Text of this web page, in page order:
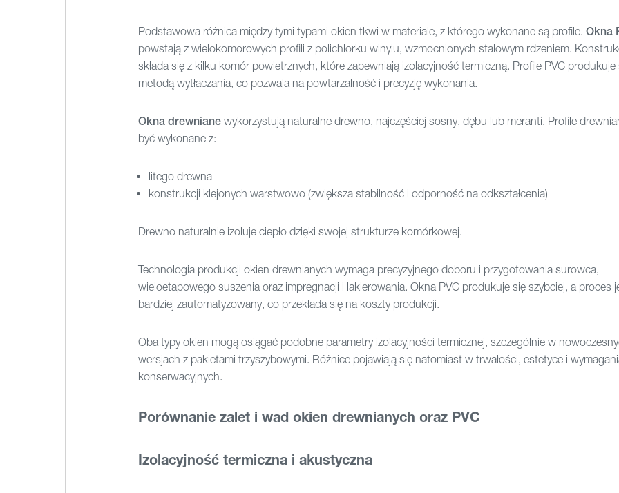
Podstawowa różnica między tymi typami okien tkwi w materiale, z którego wykonane są profile. Okna
powstają z wielokomorowych profili z polichlorku winylu, wzmocnionych stalowym rdzeniem.
składa się z kilku komór powietrznych, które zapewniają izolacyjność termiczną. Profile PVC produkuje
metodą wytłaczania, co pozwala na powtarzalność i precyzję wykonania.
Okna drewnianewykorzystują naturalne drewno, najczęściej sosny, dębu lub meranti. Profile
być wykonane z:
litego drewna
konstrukcji klejonych warstwowo (zwiększa stabilność i odporność na odkształcenia)
Drewno naturalnie izoluje ciepło dzięki swojej strukturze komórkowej.
Technologia produkcji okien drewnianych wymaga precyzyjnego doboru i przygotowania surowca,
wieloetapowego suszenia oraz impregnacji i lakierowania. Okna PVC produkuje się szybciej, a proces
bardziej zautomatyzowany, co przekłada się na koszty produkcji.
Oba typy okien mogą osiągać podobne parametry izolacyjności termicznej, szczególnie w
wersjach z pakietami trzyszybowymi. Różnice pojawiają się natomiast w trwałości, estetyce i
konserwacyjnych.
Porównanie zalet i wad okien drewnianych oraz PVC
Izolacyjność termiczna i akustyczna